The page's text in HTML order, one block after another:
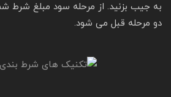
به جیب بزنید. از مرحله سود مبلغ شرط
دو مرحله قبل می شود.